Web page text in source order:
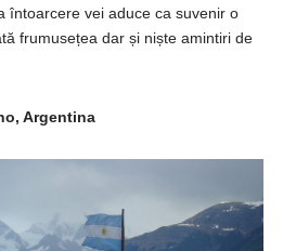
întoarcere vei aduce ca suvenir o
frumusețea dar și niște amintiri de
Argentina